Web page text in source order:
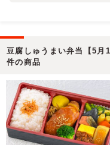
豆腐しゅうまい弁当【5月
件の商品